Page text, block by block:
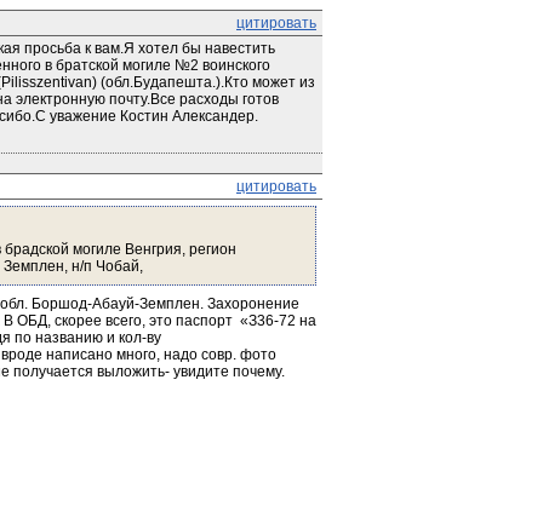
цитировать
просьба к вам.Я хотел бы навестить
в братской могиле №2 воинского
(обл.Будапешта.).Кто может из
электронную почту.Все расходы готов
уважение Костин Александер.
цитировать
могиле Венгрия, регион
н/п Чобай,
Боршод-Абауй-Земплен. Захоронение
скорее всего, это паспорт  «З36-72 на
по названию и кол-ву
написано много, надо совр. фото
получается выложить- увидите почему.